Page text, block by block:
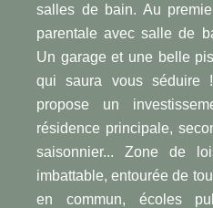
salles de bain. Au
parentale avec salle de
Un garage et une belle
qui saura vous séduire
propose un
résidence principale,
saisonnier... Zone de
imbattable, entourée de
en commun, écoles